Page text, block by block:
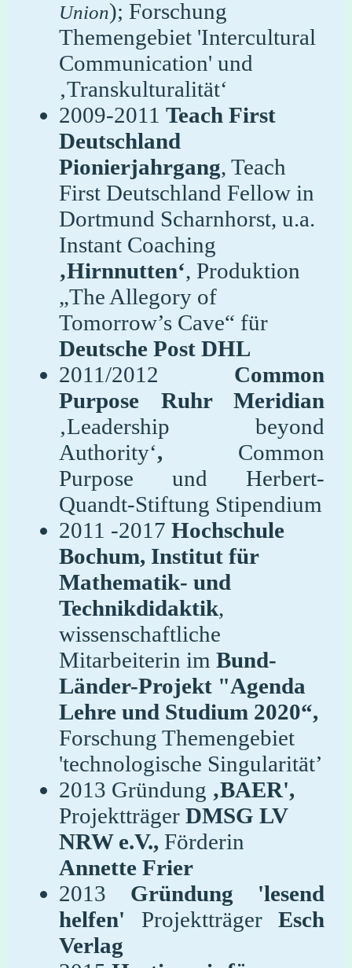
Union); Forschung
Themengebiet 'Intercultural
Communication' und
‚Transkulturalität‘
2009-2011 Teach First
Deutschland
Pionierjahrgang, Teach
First Deutschland Fellow in
Dortmund Scharnhorst, u.a.
Instant Coaching
‚Hirnnutten‘, Produktion
„The Allegory of
Tomorrow’s Cave“ für
Deutsche Post DHL
2011/2012 Common
Purpose Ruhr Meridian
‚Leadership beyond
Authority‘, Common
Purpose und Herbert-
Quandt-Stiftung Stipendium
2011 -2017 Hochschule
Bochum, Institut für
Mathematik- und
Technikdidaktik,
wissenschaftliche
Mitarbeiterin im Bund-
Länder-Projekt "Agenda
Lehre und Studium 2020“,
Forschung Themengebiet
'technologische Singularität’
2013 Gründung ‚BAER',
Projektträger DMSG LV
NRW e.V., Förderin
Annette Frier
2013 Gründung
'lesend
helfen' Projektträger Esch
Verlag